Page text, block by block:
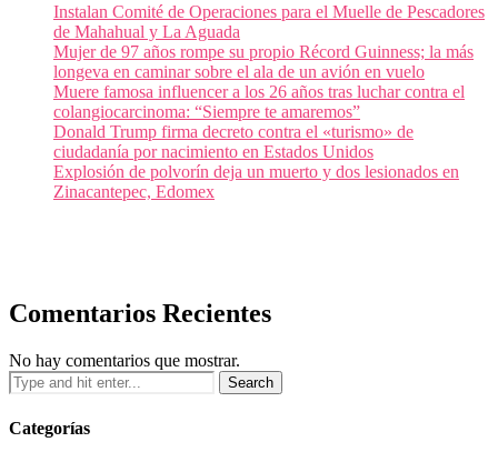
Instalan Comité de Operaciones para el Muelle de Pescadores
de Mahahual y La Aguada
Mujer de 97 años rompe su propio Récord Guinness; la más
longeva en caminar sobre el ala de un avión en vuelo
Muere famosa influencer a los 26 años tras luchar contra el
colangiocarcinoma: “Siempre te amaremos”
Donald Trump firma decreto contra el «turismo» de
ciudadanía por nacimiento en Estados Unidos
Explosión de polvorín deja un muerto y dos lesionados en
Zinacantepec, Edomex
Comentarios Recientes
No hay comentarios que mostrar.
Categorías